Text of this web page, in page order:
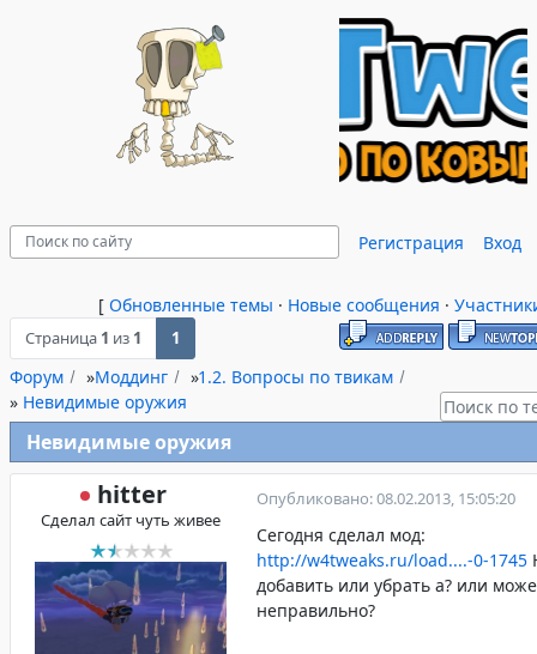
Регистрация Вход
[ Обновленные темы · Новые сообщения ·
Страница 1 из 1 1
Форум »Моддинг »1.2. Вопросы по твикам
» Невидимые оружия
Невидимые оружия
hitter
Сделал сайт чуть живее
Опубликовано: 08.02.2013, 15:05:20
Сегодня сделал мод:
http://w4tweaks.ru/load....-0-1745
добавить или убрать а? или
неправильно?